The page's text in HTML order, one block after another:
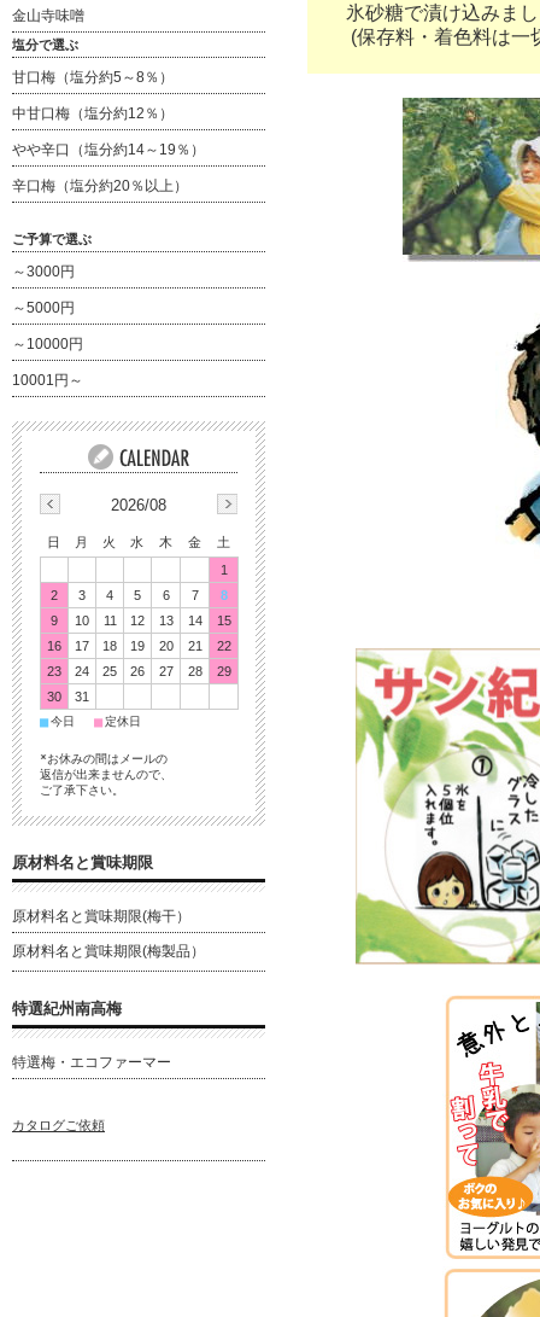
氷砂糖で漬け込みまし
(保存料・着色料は一
金山寺味噌
塩分で選ぶ
甘口梅（塩分約5～8％）
中甘口梅（塩分約12％）
やや辛口（塩分約14～19％）
辛口梅（塩分約20％以上）
ご予算で選ぶ
～3000円
～5000円
～10000円
10001円～
2026/08
日 月 火 水 木 金
土
1
2
3 4 5 6 7
8
9
10 11 12 13 14
15
16
17 18 19 20 21
22
23
24 25 26 27 28
29
30
31
■今日 ■定休日
*お休みの間はメールの
返信が出来ませんので、
ご了承下さい。
原材料名と賞味期限
原材料名と賞味期限(梅干）
原材料名と賞味期限(梅製品）
特選紀州南高梅
特選梅・エコファーマー
カタログご依頼